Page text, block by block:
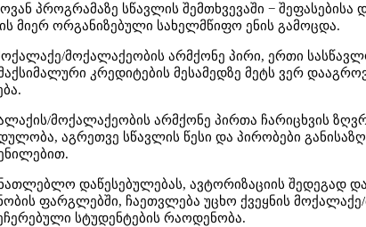
პროგრამაზე სწავლის შემთხვევაში − შეფასებისა
მიერ ორგანიზებული სახელმწიფო ენის გამოცდა.
მოქალაქეობის არმქონე პირი, ერთი
კრედიტების მესამედზე მეტს ვერ
მოქალაქეობის არმქონე პირთა ჩარიცხვის
აგრეთვე სწავლის წესი და პირობები
დაწესებულებას, ავტორიზაციის შედეგად
ფარგლებში, ჩაეთვლება უცხო ქვეყნის
სტუდენტების რაოდენობა.